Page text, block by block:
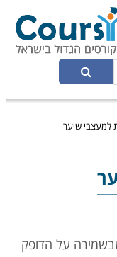
למעצבי שיער
על הדופק